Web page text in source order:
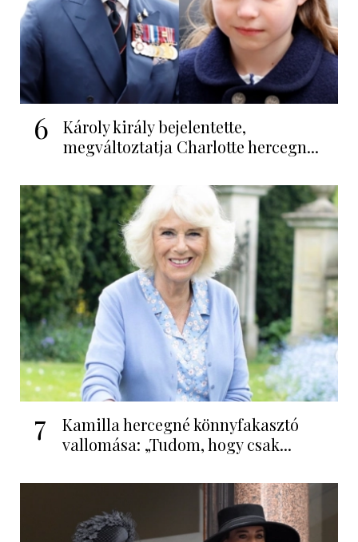
6
Károly király bejelentette,
megváltoztatja Charlotte hercegn...
7
Kamilla hercegné könnyfakasztó
vallomása: „Tudom, hogy csak...